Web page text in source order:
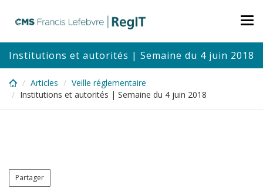
content
Institutions et autorités | Semaine du 4 juin 2018
Articles
Veille réglementaire
Institutions et autorités | Semaine du 4 juin 2018
Partager